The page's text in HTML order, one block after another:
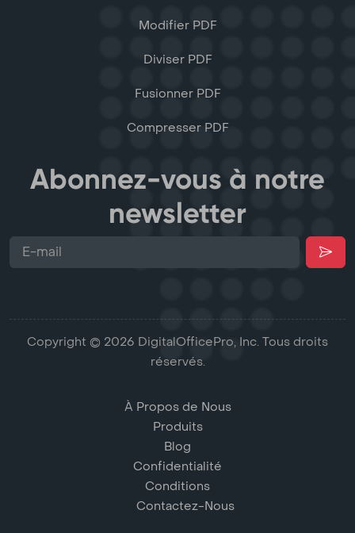
Modifier PDF
Diviser PDF
Fusionner PDF
Compresser PDF
Abonnez-vous à notre
newsletter
Copyright © 2026 DigitalOfficePro, Inc. Tous droits
réservés.
À Propos de Nous
Produits
Blog
Confidentialité
Conditions
Contactez-Nous